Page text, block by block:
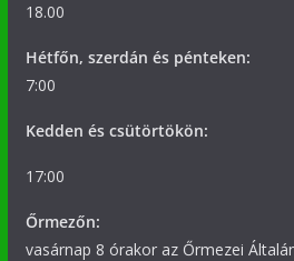
18.00
Hétfőn, szerdán és pénteken:
7:00
Kedden és csütörtökön:
17:00
Őrmezőn:
vasárnap 8 órakor az Őrmezei